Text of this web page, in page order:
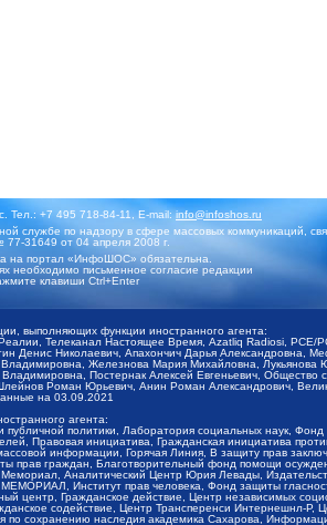
Тел.: +7 495 718-84-11, E-mail:info@infoshos.ru
службе по надзору в сфере массовых коммуникаций,
77-31649 от 04 апреля 2008 г.
на портал «ИнфоШОС» обязательна.
необходимо письменное согласие редакции
клавиши Ctrl+Enter
выполняющих функции иностранного агента:
Телеканал Настоящее Время, Azatliq Radiosi,
Денис Николаевич, Апахончич Дарья
Железнова Мария Михайловна,
Постернак Алексей Евгеньевич,
Роман Юрьевич, Анин Роман Александрович,
на 03.09.2021
агента:
политики, Лаборатория социальных наук,
Правовая инициатива, Гражданская инициатива
информации, Горячая Линия, В защиту прав
прав граждан, Благотворительный фонд помощи
Аналитический Центр Юрия Левады,
Институт прав человека, Фонд защиты
центр, Гражданское действие, Центр независимых
содействие, Центр Трансперенси
по сохранению наследия академика Сахарова,